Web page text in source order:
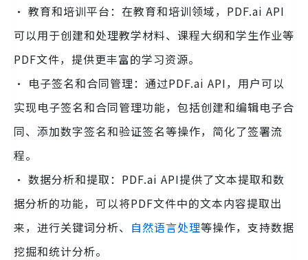
· 教育和培训平台：在教育和培训领域，PDF.ai API
可以用于创建和处理教学材料、课程大纲和学生作业等
PDF文件，提供更丰富的学习资源。
· 电子签名和合同管理：通过PDF.ai API，用户可以
实现电子签名和合同管理功能，包括创建和编辑电子合
同、添加数字签名和验证签名等操作，简化了签署流
程。
· 数据分析和提取：PDF.ai API提供了文本提取和数
据分析的功能，可以将PDF文件中的文本内容提取出
来，进行关键词分析、 自然语言处理等操作，支持数据
挖掘和统计分析。